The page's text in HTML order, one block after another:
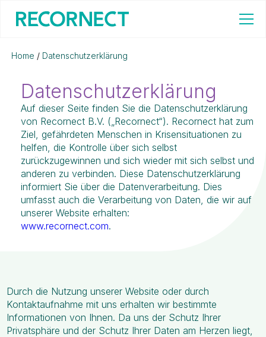
Home / Datenschutzerklärung
Datenschutzerklärung
Auf dieser Seite finden Sie die Datenschutzerklärung
von Recornect B.V. („Recornect“). Recornect hat zum
Ziel, gefährdeten Menschen in Krisensituationen zu
helfen, die Kontrolle über sich selbst
zurückzugewinnen und sich wieder mit sich selbst und
anderen zu verbinden. Diese Datenschutzerklärung
informiert Sie über die Datenverarbeitung. Dies
umfasst auch die Verarbeitung von Daten, die wir auf
unserer Website erhalten:
www.recornect.com.
Durch die Nutzung unserer Website oder durch
Kontaktaufnahme mit uns erhalten wir bestimmte
Informationen von Ihnen. Da uns der Schutz Ihrer
Privatsphäre und der Schutz Ihrer Daten am Herzen liegt,